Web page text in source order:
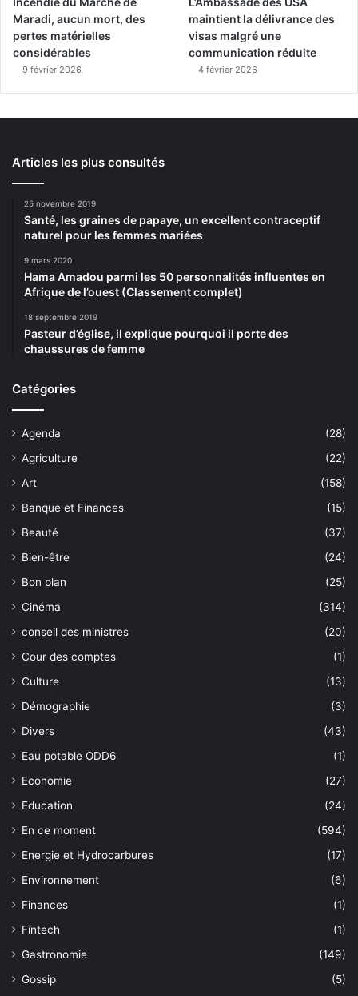
Maradi, aucun mort, des
pertes matérielles
considérables
9 février 2026
maintient la délivrance des
visas malgré une
communication réduite
4 février 2026
Articles les plus consultés
25 novembre 2019
Santé, les graines de papaye, un excellent contraceptif
naturel pour les femmes mariées
9 mars 2020
Hama Amadou parmi les 50 personnalités influentes en
Afrique de l’ouest (Classement complet)
18 septembre 2019
Pasteur d’église, il explique pourquoi il porte des
chaussures de femme
Catégories
Agenda
(28)
Agriculture
(22)
Art
(158)
Banque et Finances
(15)
Beauté
(37)
Bien-être
(24)
Bon plan
(25)
Cinéma
(314)
conseil des ministres
(20)
Cour des comptes
(1)
Culture
(13)
Démographie
(3)
Divers
(43)
Eau potable ODD6
(1)
Economie
(27)
Education
(24)
En ce moment
(594)
Energie et Hydrocarbures
(17)
Environnement
(6)
Finances
(1)
Fintech
(1)
Gastronomie
(149)
Gossip
(5)